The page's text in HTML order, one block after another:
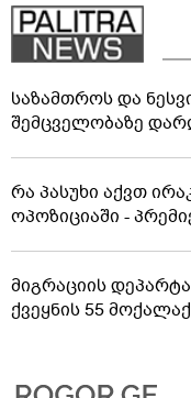
საზამთროს და
შემცველობაზე
რა პასუხი აქვთ
ოპოზიციაში -
მიგრაციის
ქვეყნის 55